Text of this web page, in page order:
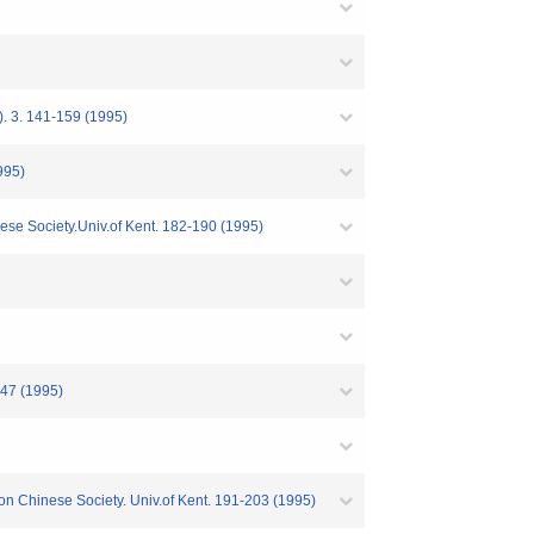
3. 141-159 (1995)
Society.Univ.of Kent. 182-190 (1995)
(1995)
Chinese Society. Univ.of Kent. 191-203 (1995)